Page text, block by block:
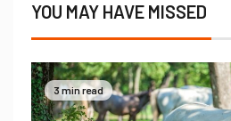
YOU MAY HAVE MISSED
3 min read